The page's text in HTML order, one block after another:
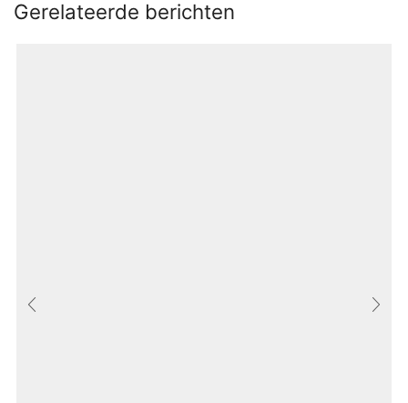
Gerelateerde berichten